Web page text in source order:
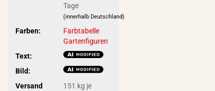
Tage
(innerhalb Deutschland)
Farben:
Farbtabelle
Gartenfiguren
Text:
Bild:
Versand
151 kg je